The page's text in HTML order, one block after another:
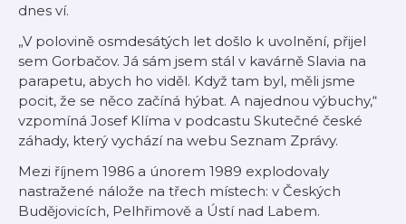
dnes ví.
„V polovině osmdesátých let došlo k uvolnění, přijel
sem Gorbačov. Já sám jsem stál v kavárně Slavia na
parapetu, abych ho viděl. Když tam byl, měli jsme
pocit, že se něco začíná hýbat. A najednou výbuchy,“
vzpomíná Josef Klíma v podcastu Skutečné české
záhady, který vychází na webu Seznam Zprávy.
Mezi říjnem 1986 a únorem 1989 explodovaly
nastražené nálože na třech místech: v Českých
Budějovicích, Pelhřimově a Ústí nad Labem.